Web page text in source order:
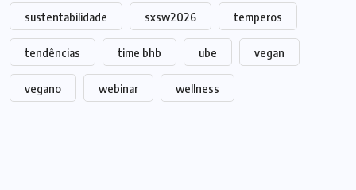
sustentabilidade sxsw2026 temperos
tendências time bhb ube vegan
vegano webinar wellness